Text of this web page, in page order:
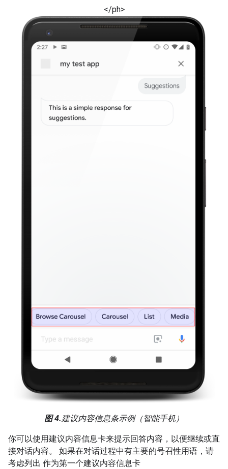
</ph>
图 4. 建议内容信息条示例（智能手机）
你可以使用建议内容信息卡来提示回答内容，以便继续或直
接对话内容。 如果在对话过程中有主要的号召性用语，请
考虑列出 作为第一个建议内容信息卡